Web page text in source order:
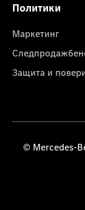
Политики
Маркетинг
Защита и
© Mercedes-